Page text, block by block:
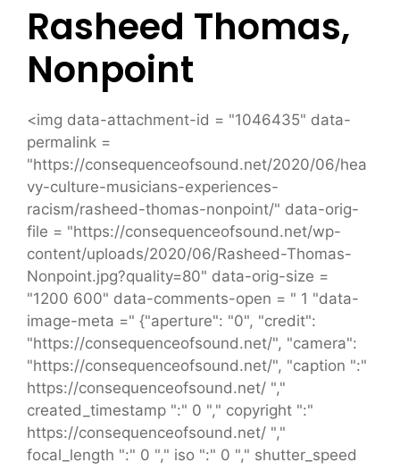
Rasheed Thomas,
Nonpoint
<img data-attachment-id = "1046435" data-
permalink =
"https://consequenceofsound.net/2020/06/hea
vy-culture-musicians-experiences-
racism/rasheed-thomas-nonpoint/" data-orig-
file = "https://consequenceofsound.net/wp-
content/uploads/2020/06/Rasheed-Thomas-
Nonpoint.jpg?quality=80" data-orig-size =
"1200 600" data-comments-open = " 1 "data-
image-meta =" {"aperture": "0", "credit":
"https://consequenceofsound.net/", "camera":
"https://consequenceofsound.net/", "caption ":"
https://consequenceofsound.net/ ","
created_timestamp ":" 0 "," copyright ":"
https://consequenceofsound.net/ ","
focal_length ":" 0 "," iso ":" 0 "," shutter_speed